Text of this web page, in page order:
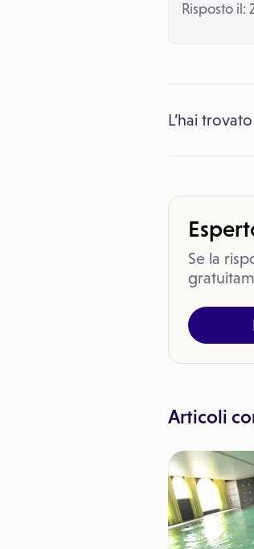
Risposto il:
L’hai
Se la
Articoli